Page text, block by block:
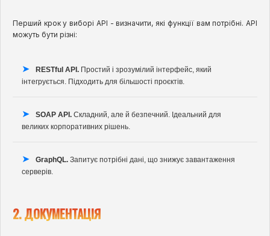
Перший крок у виборі API - визначити, які функції вам потрібні. API
можуть бути різні:
RESTful API. Простий і зрозумілий інтерфейс, який
інтегрується. Підходить для більшості проєктів.
SOAP API. Складний, але й безпечний. Ідеальний для
великих корпоративних рішень.
GraphQL. Запитує потрібні дані, що знижує завантаження
серверів.
2. ДОКУМЕНТАЦІЯ